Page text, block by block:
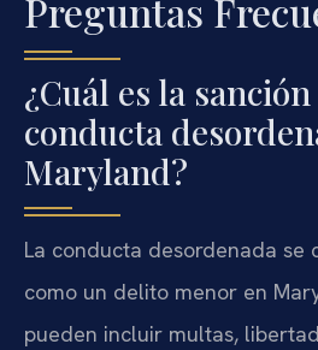
Preguntas
¿Cuál es la
conducta
Maryland?
La conducta desordenada se
como un delito menor en
pueden incluir multas,